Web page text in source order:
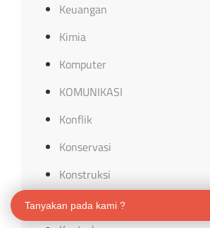
Keuangan
Kimia
Komputer
KOMUNIKASI
Konflik
Konservasi
Konstruksi
Konsumen
Tanyakan pada kami ?